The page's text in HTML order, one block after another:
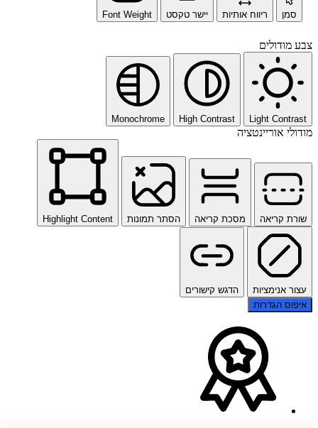
סמן ריווח אותיות יישר טקסט Font Weight
צבע מודולים
Light Contrast
High Contrast
Monochrome
מודולי אוריינטציה
שורת קריאה מסכת קריאה הסתר תמונות Highlight Content
עצור אנימציות
הדגש קישורים
איפוס הגדרות